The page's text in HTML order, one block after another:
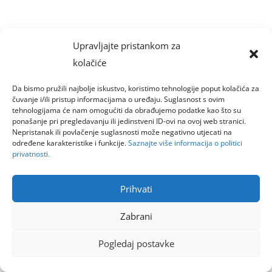
Upravljajte pristankom za
kolačiće
Da bismo pružili najbolje iskustvo, koristimo tehnologije poput kolačića za
čuvanje i/ili pristup informacijama o uređaju. Suglasnost s ovim
tehnologijama će nam omogućiti da obrađujemo podatke kao što su
ponašanje pri pregledavanju ili jedinstveni ID-ovi na ovoj web stranici.
Nepristanak ili povlačenje suglasnosti može negativno utjecati na
određene karakteristike i funkcije.Saznajte više informacija o politici
privatnosti.
Prihvati
Zabrani
Pogledaj postavke